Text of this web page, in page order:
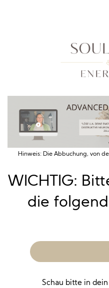
Hinweis: Die Abbuchung, von
WICHTIG:
die
Schau bitte in